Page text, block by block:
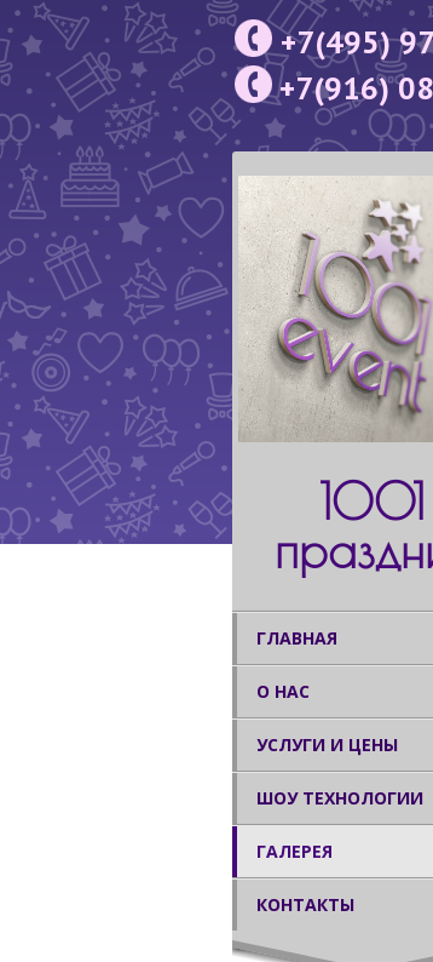
+7(495)
+7(916)
1001
ГЛАВНАЯ
О НАС
УСЛУГИ И ЦЕНЫ
ШОУ ТЕХНОЛОГИИ
ГАЛЕРЕЯ
КОНТАКТЫ